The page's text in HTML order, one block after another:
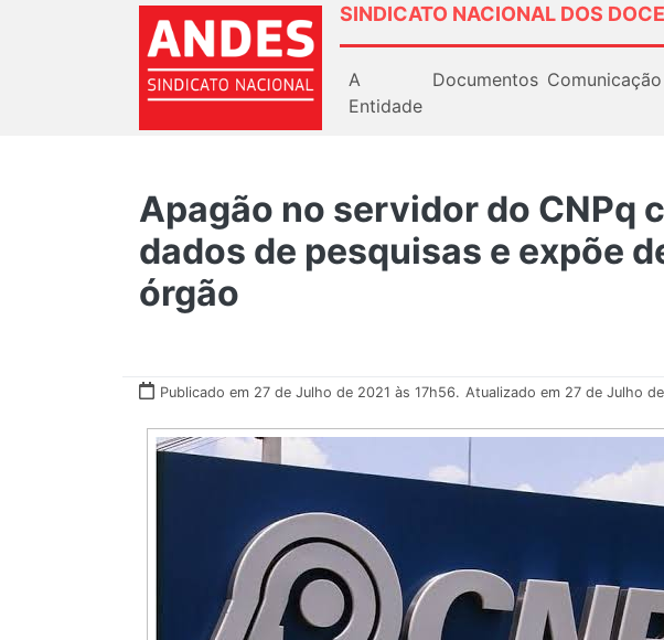
SINDICATO NACIONAL DOS
A
Entidade
Documentos Comunicação
Apagão no servidor do CNPq
dados de pesquisas e expõe
órgão
Publicado em 27 de Julho de 2021 às 17h56. Atualizado em 27 de Julho